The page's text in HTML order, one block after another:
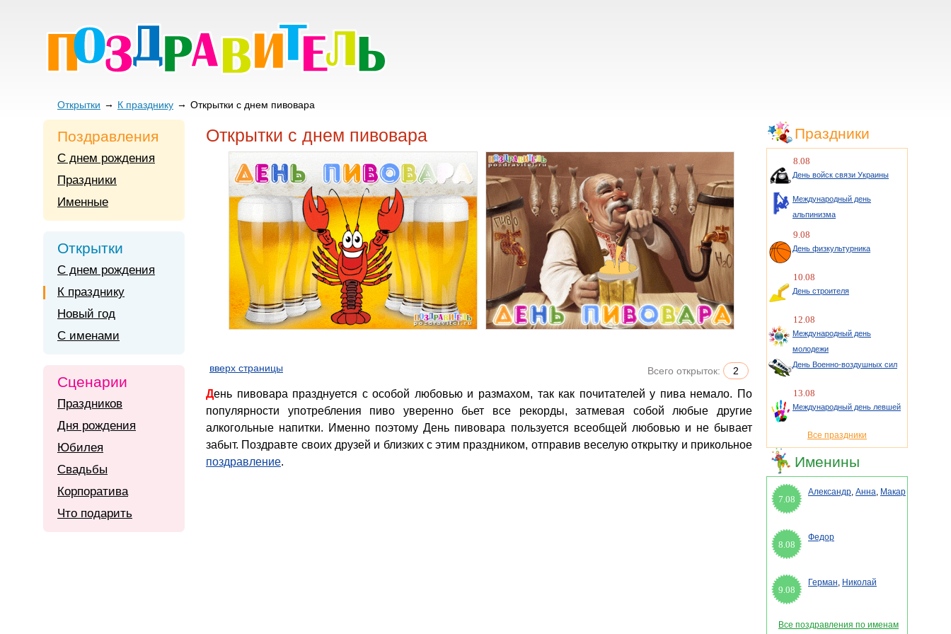
Открытки К празднику Открытки с днем пивовара
Открытки с днем пивовара
вверх страницы Всего открыток: 2
День пивовара празднуется с особой любовью и размахом, так как почитателей у пива немало. По
популярности употребления пиво уверенно бьет все рекорды, затмевая собой любые другие
алкогольные напитки. Именно поэтому День пивовара пользуется всеобщей любовью и не бывает
забыт. Поздравте своих друзей и близких с этим праздником, отправив веселую открытку и прикольное
поздравление.
Поздравления
С днем рождения
Праздники
Именные
Открытки
С днем рождения
К празднику
Новый год
С именами
Сценарии
Праздников
Дня рождения
Юбилея
Свадьбы
Корпоратива
Что подарить
Праздники
8.08
День войск связи Украины
Международный день
альпинизма
9.08
День физкультурника
10.08
День строителя
12.08
Международный день
молодежи
День Военно-воздушных сил
13.08
Международный день левшей
Все праздники
Именины
7.08
Александр, Анна, Макар
8.08
Федор
9.08
Герман, Николай
Все поздравления по именам